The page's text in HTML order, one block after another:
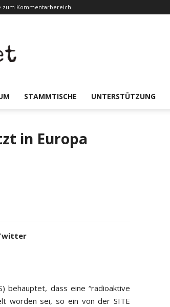
zum Kommentarbereich
STAMMTISCHE UNTERSTÜTZUNG
in Europa
behauptet, dass eine “radioaktive
worden sei, so ein von der SITE